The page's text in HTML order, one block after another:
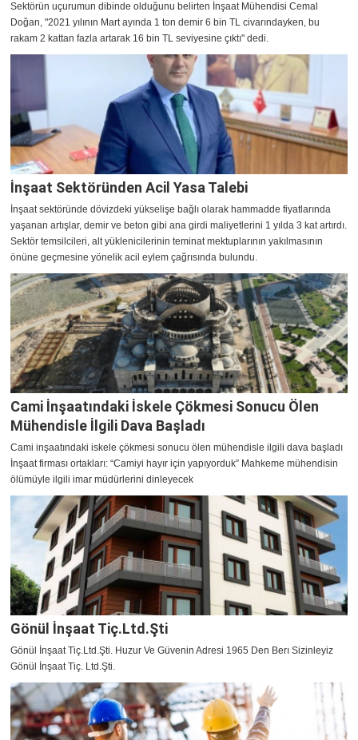
Sektörün uçurumun dibinde olduğunu belirten İnşaat Mühendisi Cemal
Doğan, "2021 yılının Mart ayında 1 ton demir 6 bin TL civarındayken, bu
rakam 2 kattan fazla artarak 16 bin TL seviyesine çıktı" dedi.
İnşaat Sektöründen Acil Yasa Talebi
İnşaat sektöründe dövizdeki yükselişe bağlı olarak hammadde fiyatlarında
yaşanan artışlar, demir ve beton gibi ana girdi maliyetlerini 1 yılda 3 kat artırdı.
Sektör temsilcileri, alt yüklenicilerinin teminat mektuplarının yakılmasının
önüne geçmesine yönelik acil eylem çağrısında bulundu.
Cami İnşaatındaki İskele Çökmesi Sonucu Ölen
Mühendisle İlgili Dava Başladı
Cami inşaatındaki iskele çökmesi sonucu ölen mühendisle ilgili dava başladı
İnşaat firması ortakları: “Camiyi hayır için yapıyorduk” Mahkeme mühendisin
ölümüyle ilgili imar müdürlerini dinleyecek
Gönül İnşaat Tiç.Ltd.Şti
Gönül İnşaat Tiç.Ltd.Şti. Huzur Ve Güvenin Adresi 1965 Den Berı Sizinleyiz
Gönül İnşaat Tiç. Ltd.Şti.